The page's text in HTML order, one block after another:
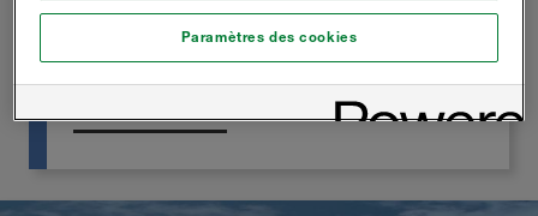
Valeur R de 4.45 à 1 pouce (0.78 RSI)
Densité: 0.75 lb (12 kg/m3)
Paramètres des cookies